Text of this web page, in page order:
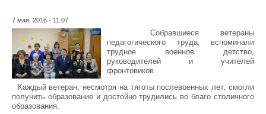
7 мая, 2016 - 11:07
Собравшиеся ветераны
педагогического труда, вспоминали
трудное военное детство,
руководителей и учителей
фронтовиков.
Каждый ветеран, несмотря на тяготы послевоенных лет, смогли
получить образование и достойно трудились во благо столичного
образования.